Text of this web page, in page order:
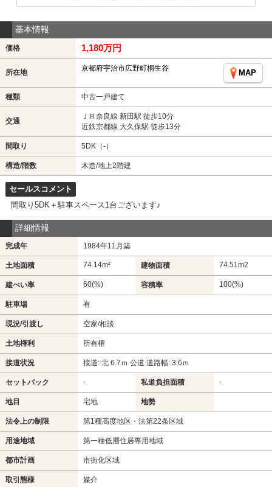
基本情報
価格 1,180万円
所在地 京都府宇治市広野町桐生谷
MAP
種類 中古一戸建て
交通
ＪＲ奈良線 新田駅 徒歩10分
近鉄京都線 大久保駅 徒歩13分
間取り 5DK（-）
構造/階数 木造/地上2階建
セールスコメント
間取り5DK＋駐車スペース1台ございます♪
詳細情報
完成年 1984年11月築
土地面積 74.14m² 建物面積 74.51m2
建ぺい率 60(%) 容積率 100(%)
駐車場 有
現況/引渡し 空家/相談
土地権利 所有権
接道状況 接道: 北 6.7ｍ 公道 道路幅: 3.6ｍ
セットバック - 私道負担面積 -
地目 宅地 地勢
法令上の制限 第1種高度地区・法第22条区域
用途地域 第一種低層住居専用地域
都市計画 市街化区域
取引態様 媒介